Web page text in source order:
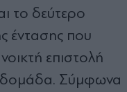
το δεύτερο
έντασης που
επιστολή
Σύµφωνα